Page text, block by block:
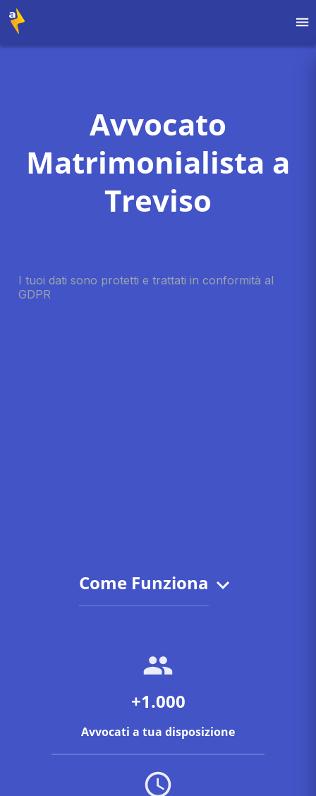
Avvocato
Matrimonialista a
Treviso
Come Funziona
+1.000
Avvocati a tua disposizione